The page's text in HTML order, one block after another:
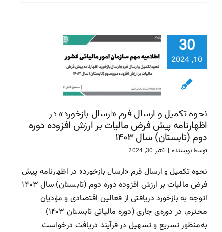
30
10, 2024
سازمان امور مالیاتی
نحوه تکمیل و ارسال فرم «ارسال بازخورد» در
اظهارنامه پیش فرض مالیات بر ارزش افزوده دوره
دوم (تابستان) سال ۱۴۰۳
توسطنویسنده | اکتبر 30, 2024
نحوه تکمیل و ارسال فرم «ارسال بازخورد» در اظهارنامه پیش
فرض مالیات بر ارزش افزوده دوره دوم (تابستان) سال ۱۴۰۳
اتوجه به بازخورد دریافتی از فعالین اقتصادی و مؤدیان
محترم، در دوره‌ی جاری (دوره مالیاتی تابستان ۱۴۰۳)
به‌منظور تسریع و تسهیل در فرآیند دریافت درخواست